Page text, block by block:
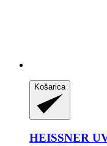
Košarica
HEISSNER